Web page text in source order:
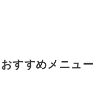
すすめメニュー